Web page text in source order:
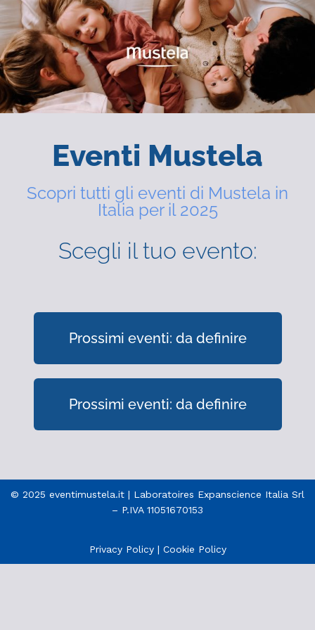
Eventi Mustela
Scopri tutti gli eventi di Mustela in
Italia per il 2025
Scegli il tuo evento:
Prossimi eventi: da definire
Prossimi eventi: da definire
© 2025 eventimustela.it | Laboratoires Expanscience Italia Srl
– P.IVA 11051670153
Privacy Policy| Cookie Policy